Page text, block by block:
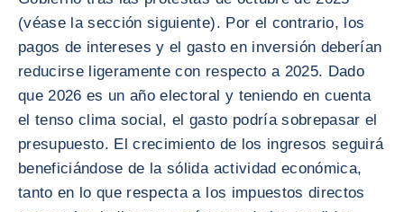
(véase la sección siguiente). Por el contrario, los
pagos de intereses y el gasto en inversión deberían
reducirse ligeramente con respecto a 2025. Dado
que 2026 es un año electoral y teniendo en cuenta
el tenso clima social, el gasto podría sobrepasar el
presupuesto. El crecimiento de los ingresos seguirá
beneficiándose de la sólida actividad económica,
tanto en lo que respecta a los impuestos directos